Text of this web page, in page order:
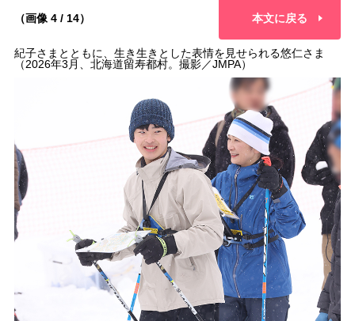
（画像 4 / 14） 本文に戻る
紀子さまとともに、生き生きとした表情を見せられる悠仁さま
（2026年3月、北海道留寿都村。撮影／JMPA）